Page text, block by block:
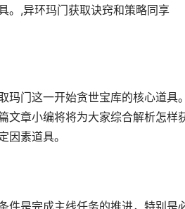
。,异环玛门获取诀窍和策略同享
玛门这一开始贪世宝库的核心道具
文章小编将将为大家综合解析怎样
因素道具。